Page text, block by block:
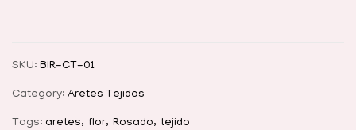
SKU: BIR-CT-01
Category: Aretes Tejidos
Tags: aretes flor Rosado tejido